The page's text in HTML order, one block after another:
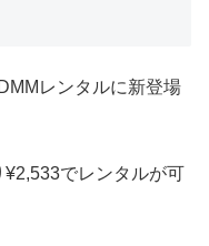
レンタルに新登場
でレンタルが可